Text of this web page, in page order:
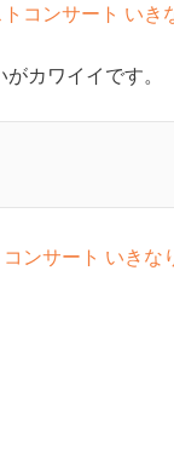
コンサート いき
カワイイです。
ンサート いきな